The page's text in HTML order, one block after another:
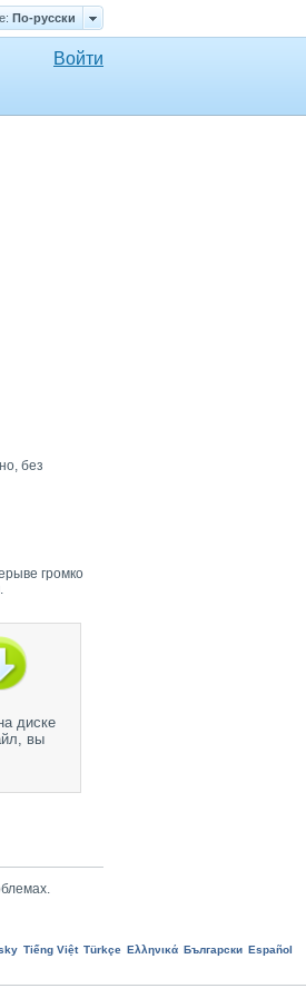
По-русски
Войти
без
громко
диске
вы
Tiếng Việt Türkçe Ελληνικά Български
Еspañol